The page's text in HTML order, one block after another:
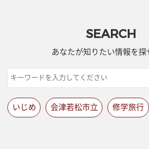
SEARCH
あなたが知りたい情報を探
いじめ 会津若松市立 修学旅行